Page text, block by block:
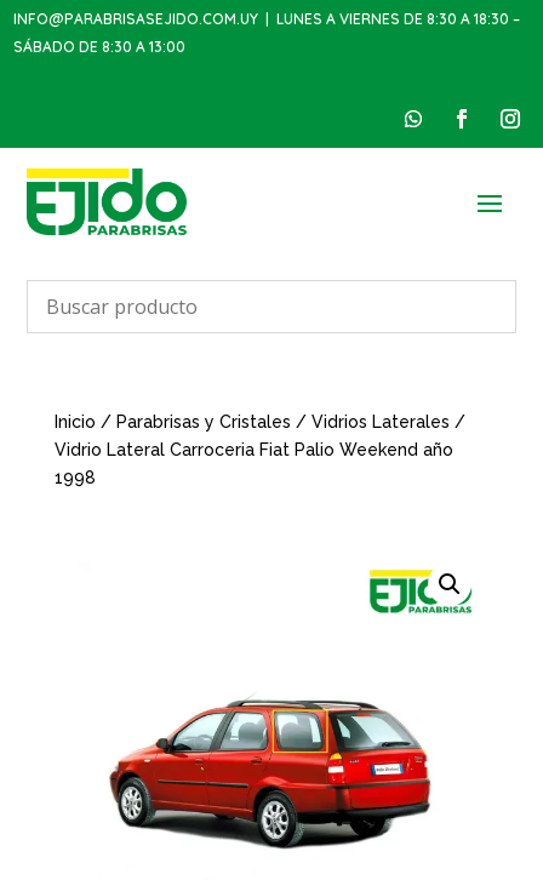
INFO@PARABRISASEJIDO.COM.UY | LUNES A VIERNES DE 8:30 A 18:30 –
SÁBADO DE 8:30 A 13:00
Inicio / Parabrisas y Cristales / Vidrios Laterales /
Vidrio Lateral Carroceria Fiat Palio Weekend año
1998